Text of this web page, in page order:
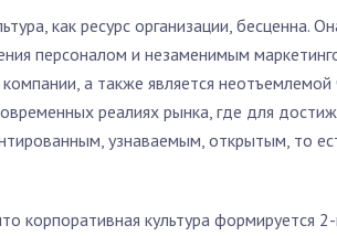
как ресурс организации, бесценна.
персоналом и незаменимым
а также является неотъемлемой
реалиях рынка, где для
узнаваемым, открытым, то
корпоративная культура формируется